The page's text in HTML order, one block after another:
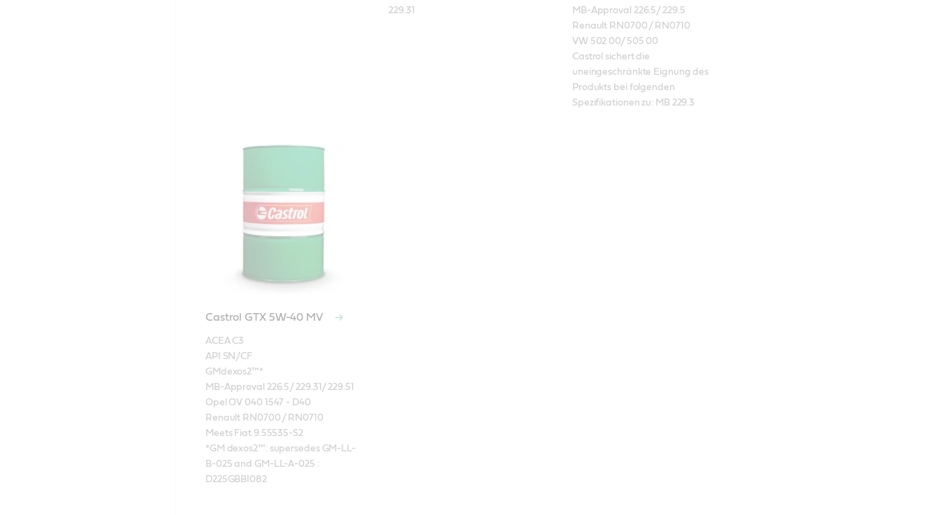
229.31
MB-Approval 226.5/ 229.5
Renault RN0700 / RN0710
VW 502 00/ 505 00
Castrol sichert die
uneingeschränkte Eignung des
Produkts bei folgenden
Spezifikationen zu: MB 229.3
Castrol GTX 5W-40 MV
ACEA C3
API SN/CF
GMdexos2™*
MB-Approval 226.5/ 229.31/ 229.51
Opel OV 040 1547 - D40
Renault RN0700 / RN0710
Meets Fiat 9.55535-S2
*GM dexos2™: supersedes GM-LL-
B-025 and GM-LL-A-025 :
D225GBBI082